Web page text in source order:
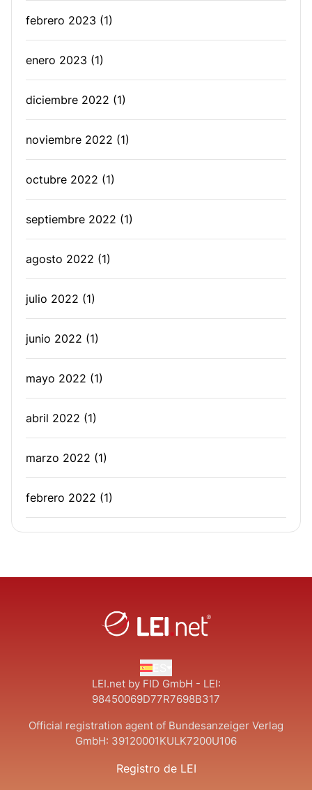
febrero 2023 (1)
enero 2023 (1)
diciembre 2022 (1)
noviembre 2022 (1)
octubre 2022 (1)
septiembre 2022 (1)
agosto 2022 (1)
julio 2022 (1)
junio 2022 (1)
mayo 2022 (1)
abril 2022 (1)
marzo 2022 (1)
febrero 2022 (1)
LEI.net by FID GmbH - LEI:
98450069D77R7698B317
Official registration agent of Bundesanzeiger Verlag
GmbH: 39120001KULK7200U106
Registro de LEI